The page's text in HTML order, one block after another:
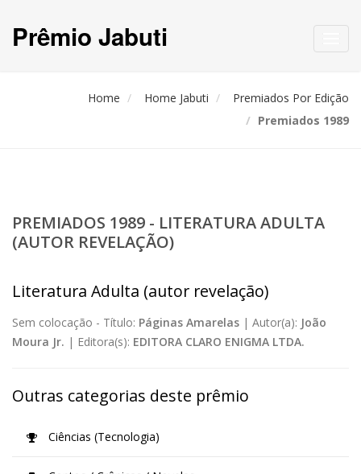
Prêmio Jabuti
Home Home Jabuti
Premiados Por Edição
Premiados 1989
PREMIADOS 1989 - LITERATURA ADULTA
(AUTOR REVELAÇÃO)
Literatura Adulta (autor revelação)
Sem colocação - Título: Páginas Amarelas | Autor(a): João
Moura Jr. | Editora(s): EDITORA CLARO ENIGMA LTDA.
Outras categorias deste prêmio
Ciências (Tecnologia)